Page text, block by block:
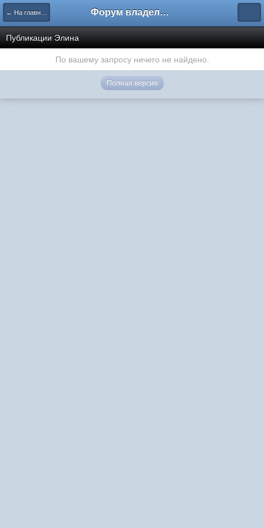
← На главную Форум владельцев интернет-магазинов
Публикации Элина
По вашему запросу ничего не найдено.
Полная версия